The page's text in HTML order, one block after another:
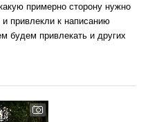
примерно сторону нужно
привлекли к написанию
будем привлекать и других